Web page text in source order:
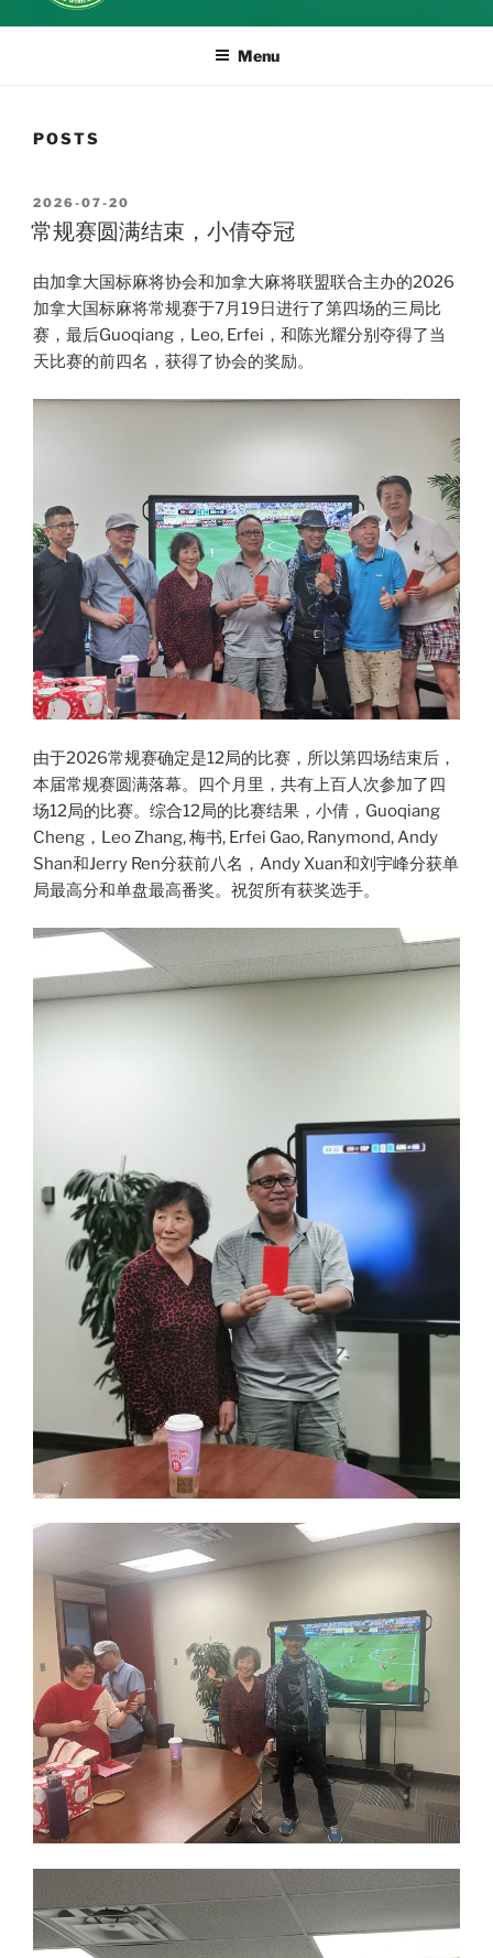
Menu
POSTS
POSTED
ON
2026-07-20
常规赛圆满结束，小倩夺冠
由加拿大国标麻将协会和加拿大麻将联盟联合主办的2026
加拿大国标麻将常规赛于7月19日进行了第四场的三局比
赛，最后Guoqiang，Leo, Erfei，和陈光耀分别夺得了当
天比赛的前四名，获得了协会的奖励。
由于2026常规赛确定是12局的比赛，所以第四场结束后，
本届常规赛圆满落幕。四个月里，共有上百人次参加了四
场12局的比赛。综合12局的比赛结果，小倩，Guoqiang
Cheng，Leo Zhang, 梅书, Erfei Gao, Ranymond, Andy
Shan和Jerry Ren分获前八名，Andy Xuan和刘宇峰分获单
局最高分和单盘最高番奖。祝贺所有获奖选手。